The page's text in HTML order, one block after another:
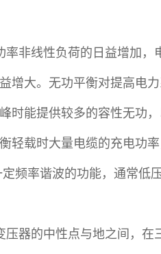
率非线性负荷的日益增加
增大。无功平衡对提高电
时能提供较多的容性无功
轻载时大量电缆的充电功
频率谐波的功能，通常低
压器的中性点与地之间，